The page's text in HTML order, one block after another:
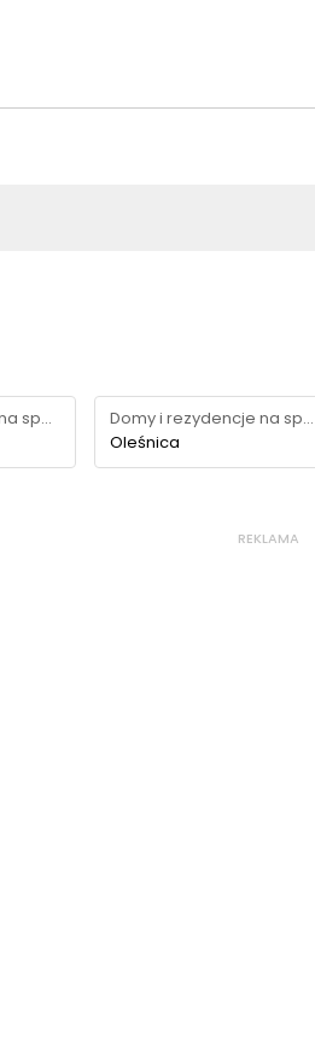
Domy i rezydencje na sprzedaż
Domy i rezydencje na sprzedaż
Oleśnica
REKLAMA